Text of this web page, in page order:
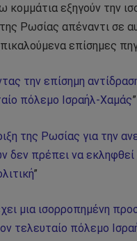
κομμάτια εξηγούν την
Ρωσίας απέναντι σε
επίσημες
την επίσημη
πόλεμο Ισραήλ-Χαμάς”
της Ρωσίας για την
δεν πρέπει να
”
μια ισορροπημένη
τελευταίο πόλεμο